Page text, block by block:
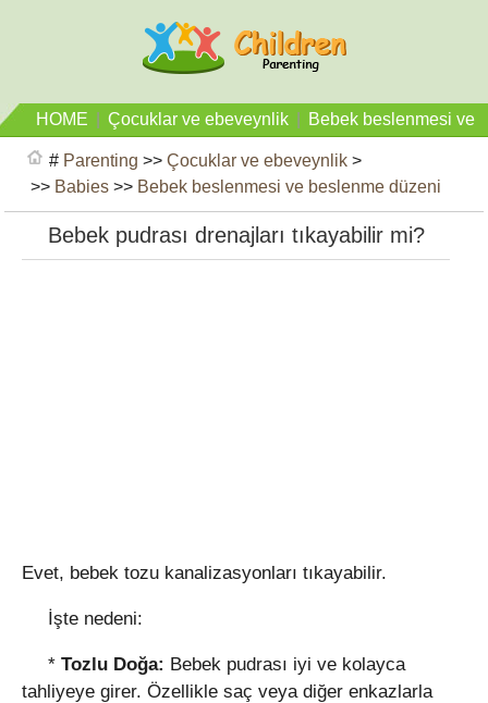
HOME Çocuklar ve ebeveynlik
Bebek beslenmesi ve
beslenme düzeni
# Parenting >>Çocuklar ve ebeveynlik >
>> Babies >> Bebek beslenmesi ve beslenme düzeni
Bebek pudrası drenajları tıkayabilir mi?
Evet, bebek tozu kanalizasyonları tıkayabilir.
İşte nedeni:
* Tozlu Doğa: Bebek pudrası iyi ve kolayca
tahliyeye girer. Özellikle saç veya diğer enkazlarla